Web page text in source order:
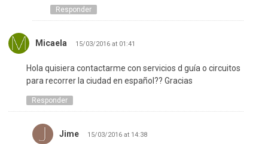
Responder
Micaela 15/03/2016 at 01:41
Hola quisiera contactarme con servicios d guía o circuitos
para recorrer la ciudad en español?? Gracias
Responder
Jime 15/03/2016 at 14:38